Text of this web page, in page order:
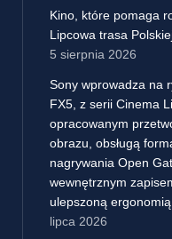
Kino, które pomaga
Lipcowa trasa
5 sierpnia 2026
Sony wprowadza na
FX5, z serii Cinema
opracowanym
obrazu, obsługą
nagrywania Open
wewnętrznym
ulepszoną ergonomią
lipca 2026